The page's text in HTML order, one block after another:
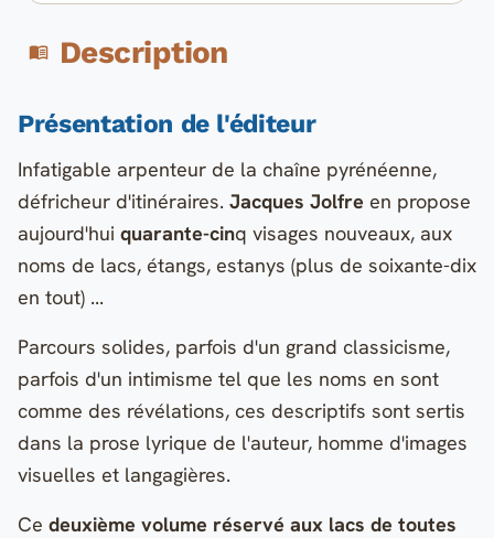
Description
Présentation de l'éditeur
Infatigable arpenteur de la chaîne pyrénéenne,
défricheur d'itinéraires. Jacques Jolfre en propose
aujourd'hui quarante-cinq visages nouveaux, aux
noms de lacs, étangs, estanys (plus de soixante-dix
en tout) ...
Parcours solides, parfois d'un grand classicisme,
parfois d'un intimisme tel que les noms en sont
comme des révélations, ces descriptifs sont sertis
dans la prose lyrique de l'auteur, homme d'images
visuelles et langagières.
Ce deuxième volume réservé aux lacs de toutes